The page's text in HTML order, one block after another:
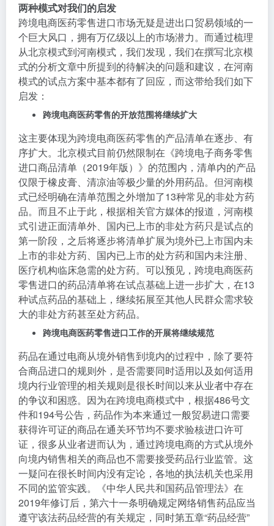
两种模式对我们的启发
跨境电商医药零售进口市场无疑是进出口贸易领域的一
个巨大风口，拥有万亿级以上的市场潜力。而通过梳理
从北京模式到河南模式，我们发现，我们在撰写北京模
式的分析文章中所提到的待解决的问题和建议，在河南
模式的试点方案中基本都有了回应，而这带给我们如下
启发：
跨境电商医药零售的开放范围将继续扩大
这主要体现为跨境电商医药零售的产品清单在逐步、有
序扩大。北京模式目前仍然限制在《跨境电子商务零售
进口商品清单（2019年版）》的范围内，清单内的产品
仅限于橡皮膏、清凉油等极少量的外用药品。但河南模
式已经明确在清单范围之外增加了13种常见的非处方药
品。而且不止于此，根据相关官方媒体的报道，河南模
式引进正面清单外、国内已上市的非处方药只是试点的
第一阶段，之后将逐步将清单扩展为境外已上市国内未
上市的非处方药、国内已上市的处方药和国内未注册、
医疗机构临床急需的处方药。可以预见，跨境电商医药
零售进口的药品清单将在试点基础上进一步扩大，在13
种试点药品的基础上，继续拓展至其他人民群众需求较
大的非处方药甚至处方药品。
跨境电商医药零售进口工作的开展将继续规范
药品在通过电商从境外销售到境内的过程中，除了要符
合商品进口的规则外，是否需要同时适用以及如何适用
境内行业管理的相关规则是很长时间以来从业者中存在
的争议和困惑。因为在跨境电商模式中，根据486号文
件和194号公告，药品作为本来通过一般贸易进口需要
获得许可证的商品在通关环节均不要求验核进口许可
证，很多从业者进而认为，通过跨境电商的方式从境外
向境内销售相关的商品也不需要接受药品行业监管。这
一疑问在很长时间内没有定论，各地的执法机关也采用
不同的监管实践。《中华人民共和国药品管理法》在
2019年修订后，第六十一条明确规定网络销售药品应当
遵守该法药品经营的有关规定，同时第五章“药品经营”